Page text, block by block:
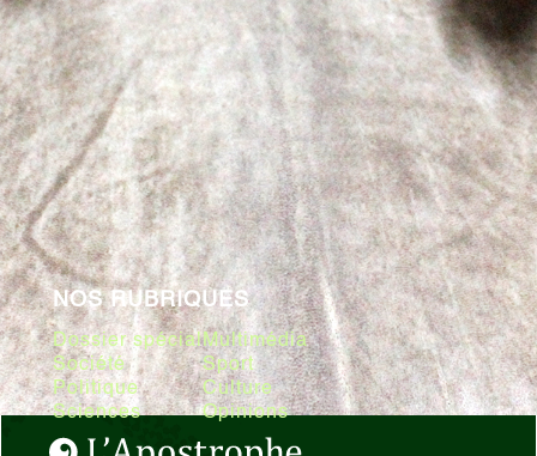
NOS RUBRIQUES
Dossier spécial
Société
Politique
Sciences
Multimédia
Sport
Culture
Opinions